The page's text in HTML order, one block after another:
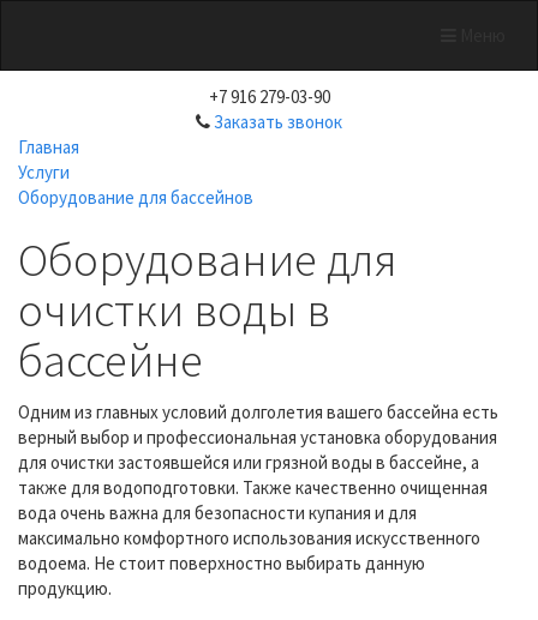
+7 916 279-03-90
Заказать звонок
Главная
Услуги
Оборудование для бассейнов
Оборудование для
очистки воды в
бассейне
Одним из главных условий долголетия вашего бассейна есть
верный выбор и профессиональная установка оборудования
для очистки застоявшейся или грязной воды в бассейне, а
также для водоподготовки. Также качественно очищенная
вода очень важна для безопасности купания и для
максимально комфортного использования искусственного
водоема. Не стоит поверхностно выбирать данную
продукцию.